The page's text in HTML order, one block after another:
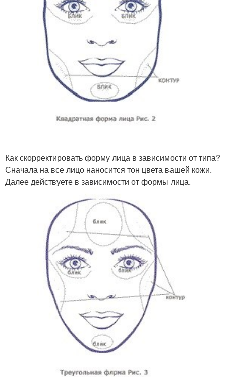
Как скорректировать форму лица в зависимости от типа?
Сначала на все лицо наносится тон цвета вашей кожи.
Далее действуете в зависимости от формы лица.